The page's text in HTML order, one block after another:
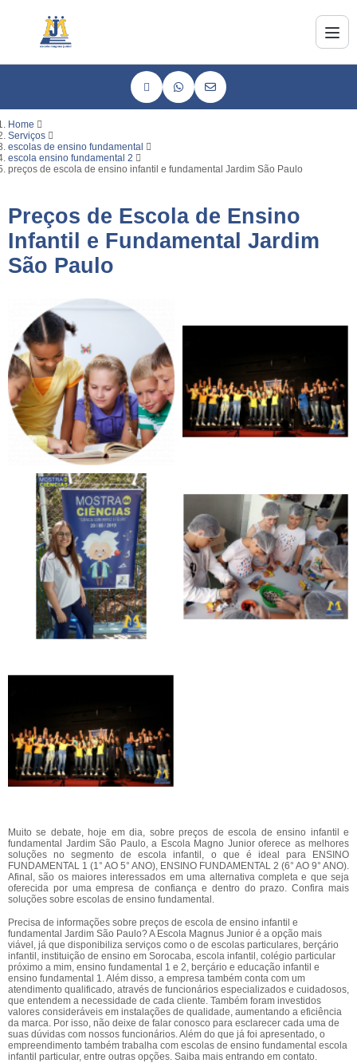
Home
Serviços
escolas de ensino fundamental
escola ensino fundamental 2
preços de escola de ensino infantil e fundamental Jardim São Paulo
Preços de Escola de Ensino
Infantil e Fundamental Jardim
São Paulo
Muito se debate, hoje em dia, sobre preços de escola de ensino infantil e
fundamental Jardim São Paulo, a Escola Magno Junior oferece as melhores
soluções no segmento de escola infantil, o que é ideal para ENSINO
FUNDAMENTAL 1 (1° AO 5° ANO), ENSINO FUNDAMENTAL 2 (6° AO 9° ANO).
Afinal, são os maiores interessados em uma alternativa completa e que seja
oferecida por uma empresa de confiança e dentro do prazo. Confira mais
soluções sobre escolas de ensino fundamental.
Precisa de informações sobre preços de escola de ensino infantil e
fundamental Jardim São Paulo? A Escola Magnus Junior é a opção mais
viável, já que disponibiliza serviços como o de escolas particulares, berçário
infantil, instituição de ensino em Sorocaba, escola infantil, colégio particular
próximo a mim, ensino fundamental 1 e 2, berçário e educação infantil e
ensino fundamental 1. Além disso, a empresa também conta com um
atendimento qualificado, através de funcionários especializados e cuidadosos,
que entendem a necessidade de cada cliente. Também foram investidos
valores consideráveis em instalações de qualidade, aumentando a eficiência
da marca. Por isso, não deixe de falar conosco para esclarecer cada uma de
suas dúvidas com nossos funcionários. Além do que já foi apresentado, o
empreendimento também trabalha com escolas de ensino fundamental escola
infantil particular, entre outras opções. Saiba mais entrando em contato.